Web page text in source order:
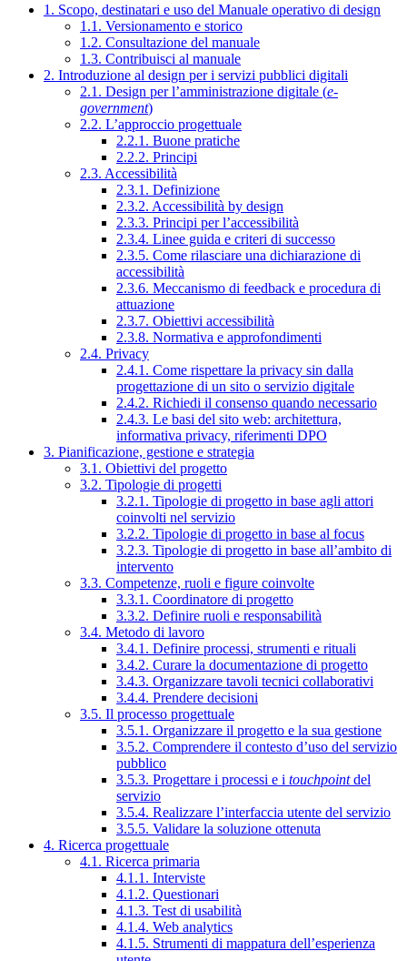
1. Scopo, destinatari e uso del Manuale operativo di design
1.1. Versionamento e storico
1.2. Consultazione del manuale
1.3. Contribuisci al manuale
2. Introduzione al design per i servizi pubblici digitali
2.1. Design per l’amministrazione digitale (e-
government)
2.2. L’approccio progettuale
2.2.1. Buone pratiche
2.2.2. Principi
2.3. Accessibilità
2.3.1. Definizione
2.3.2. Accessibilità by design
2.3.3. Principi per l’accessibilità
2.3.4. Linee guida e criteri di successo
2.3.5. Come rilasciare una dichiarazione di
accessibilità
2.3.6. Meccanismo di feedback e procedura di
attuazione
2.3.7. Obiettivi accessibilità
2.3.8. Normativa e approfondimenti
2.4. Privacy
2.4.1. Come rispettare la privacy sin dalla
progettazione di un sito o servizio digitale
2.4.2. Richiedi il consenso quando necessario
2.4.3. Le basi del sito web: architettura,
informativa privacy, riferimenti DPO
3. Pianificazione, gestione e strategia
3.1. Obiettivi del progetto
3.2. Tipologie di progetti
3.2.1. Tipologie di progetto in base agli attori
coinvolti nel servizio
3.2.2. Tipologie di progetto in base al focus
3.2.3. Tipologie di progetto in base all’ambito di
intervento
3.3. Competenze, ruoli e figure coinvolte
3.3.1. Coordinatore di progetto
3.3.2. Definire ruoli e responsabilità
3.4. Metodo di lavoro
3.4.1. Definire processi, strumenti e rituali
3.4.2. Curare la documentazione di progetto
3.4.3. Organizzare tavoli tecnici collaborativi
3.4.4. Prendere decisioni
3.5. Il processo progettuale
3.5.1. Organizzare il progetto e la sua gestione
3.5.2. Comprendere il contesto d’uso del servizio
pubblico
3.5.3. Progettare i processi e i touchpointdel
servizio
3.5.4. Realizzare l’interfaccia utente del servizio
3.5.5. Validare la soluzione ottenuta
4. Ricerca progettuale
4.1. Ricerca primaria
4.1.1. Interviste
4.1.2. Questionari
4.1.3. Test di usabilità
4.1.4. Web analytics
4.1.5. Strumenti di mappatura dell’esperienza